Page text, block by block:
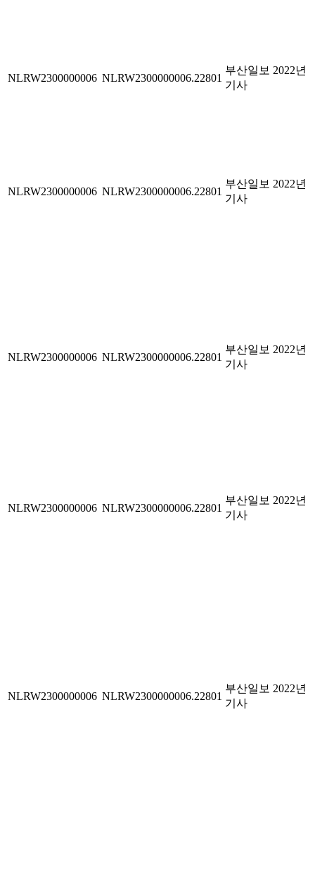
NLRW2300000006 NLRW2300000006.22801
부산일보 2022년
기사
NLRW2300000006 NLRW2300000006.22801
부산일보 2022년
기사
NLRW2300000006 NLRW2300000006.22801
부산일보 2022년
기사
NLRW2300000006 NLRW2300000006.22801
부산일보 2022년
기사
NLRW2300000006 NLRW2300000006.22801
부산일보 2022년
기사